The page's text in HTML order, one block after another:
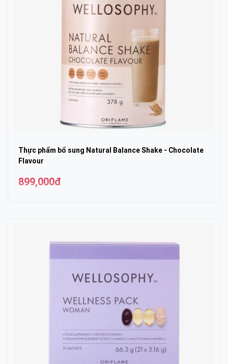
Thực phẩm bổ sung Natural Balance Shake - Chocolate
Flavour
899,000đ